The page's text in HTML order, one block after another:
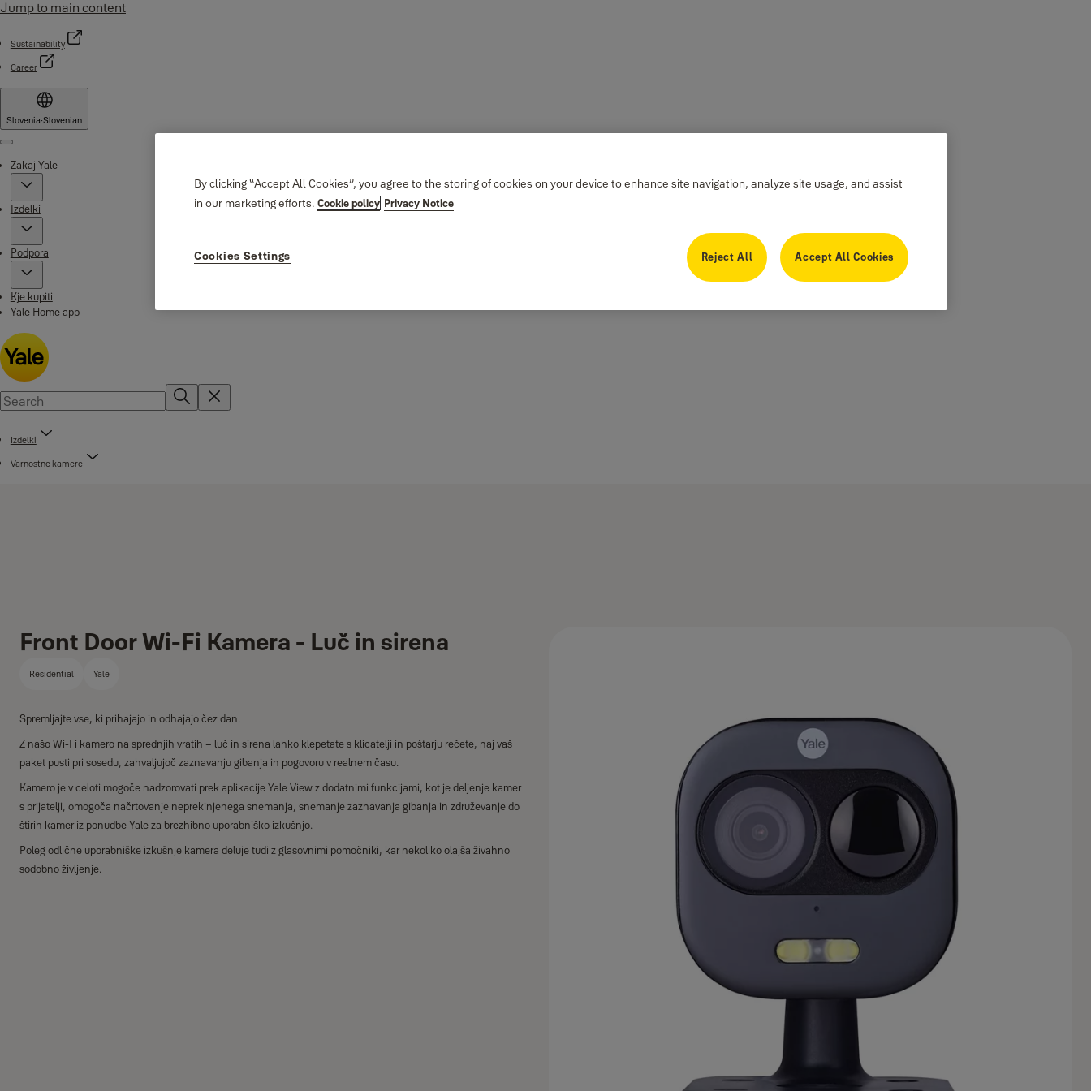
Jump to main content
Sustainability
Career
Slovenia·Slovenian
Menu
Zakaj Yale
Izdelki
Podpora
Kje kupiti
Yale Home app
Izdelki
Varnostne kamere
Front Door Wi-Fi Kamera - Luč in sirena
Residential Yale
Spremljajte vse, ki prihajajo in odhajajo čez dan.
Z našo Wi-Fi kamero na sprednjih vratih – luč in sirena lahko klepetate s klicatelji in poštarju rečete, naj vaš
paket pusti pri sosedu, zahvaljujoč zaznavanju gibanja in pogovoru v realnem času.
Kamero je v celoti mogoče nadzorovati prek aplikacije Yale View z dodatnimi funkcijami, kot je deljenje kamer
s prijatelji, omogoča načrtovanje neprekinjenega snemanja, snemanje zaznavanja gibanja in združevanje do
štirih kamer iz ponudbe Yale za brezhibno uporabniško izkušnjo.
Poleg odlične uporabniške izkušnje kamera deluje tudi z glasovnimi pomočniki, kar nekoliko olajša živahno
sodobno življenje.
By clicking “Accept All Cookies”, you agree to the storing of cookies on your device to enhance site navigation, analyze site usage, and assist
in our marketing efforts. Cookie policy Privacy Notice
Reject All Accept All Cookies
Cookies Settings